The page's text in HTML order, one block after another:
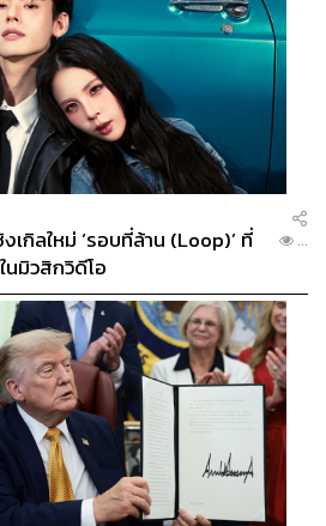
เกิลใหม่ ‘รอบที่ล้าน (Loop)’ ที่
นมิวสิกวิดีโอ
...